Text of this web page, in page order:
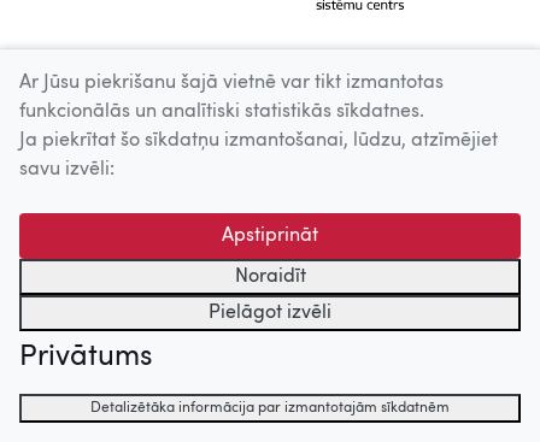
Ar Jūsu piekrišanu šajā vietnē var tikt izmantotas
funkcionālās un analītiski statistikās sīkdatnes.
Ja piekrītat šo sīkdatņu izmantošanai, lūdzu, atzīmējiet
savu izvēli:
Apstiprināt
Noraidīt
Pielāgot izvēli
Privātums
Detalizētāka informācija par izmantotajām sīkdatnēm